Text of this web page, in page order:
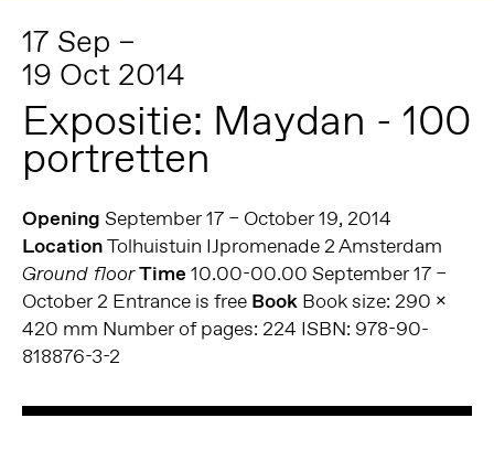
17 Sep –
19 Oct 2014
Expositie: Maydan - 100
portretten
Opening September 17 – October 19, 2014
LocationTolhuistuin IJpromenade 2 Amsterdam
Ground floorTime 10.00-00.00 September 17 –
October 2 Entrance is free BookBook size: 290 x
420 mm Number of pages: 224 ISBN: 978-90-
818876-3-2